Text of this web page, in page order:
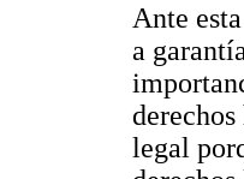
Ante
a
legal